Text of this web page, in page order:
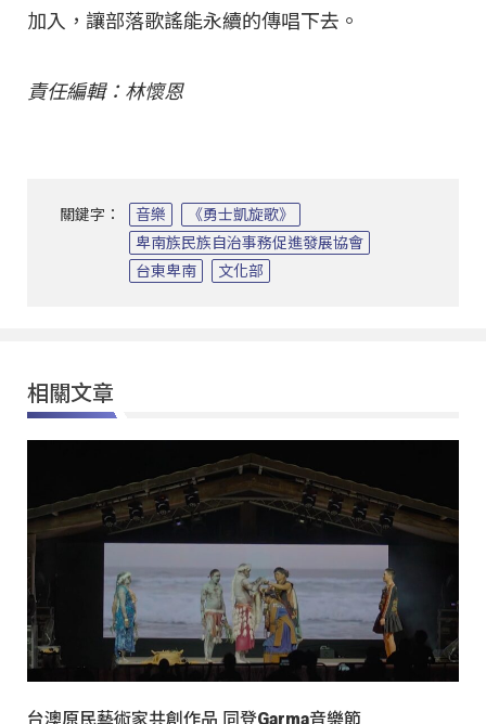
加入，讓部落歌謠能永續的傳唱下去。
責任編輯：林懷恩
關鍵字： 音樂
《勇士凱旋歌》
卑南族民族自治事務促進發展協會
台東卑南
文化部
相關文章
台澳原民藝術家共創作品 同登Garma音樂節